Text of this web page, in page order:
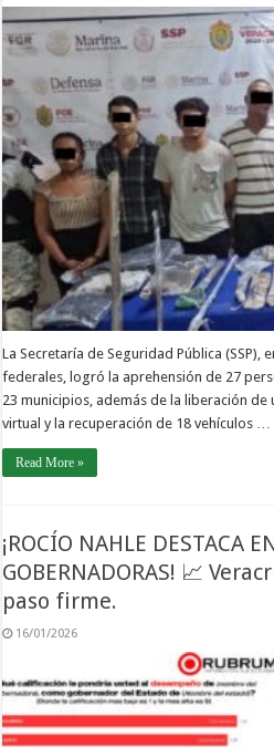
La Secretaría de Seguridad Pública (SSP),
federales, logró la aprehensión de 27
23 municipios, además de la liberación
virtual y la recuperación de 18 vehículos …
Read More »
¡ROCÍO NAHLE DESTACA
GOBERNADORAS! 📈
paso firme.
16/01/2026